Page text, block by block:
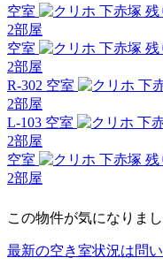
空室
残
2部屋
空室
残
2部屋
R-302 空室
2部屋
L-103 空室
2部屋
空室
残
2部屋
この物件が気になりま
最新の空き室状況は問